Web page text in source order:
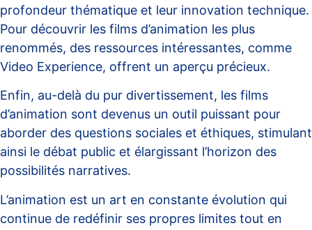
profondeur thématique et leur innovation technique.
Pour découvrir les films d’animation les plus
renommés, des ressources intéressantes, comme
Video Experience, offrent un aperçu précieux.
Enfin, au-delà du pur divertissement, les films
d’animation sont devenus un outil puissant pour
aborder des questions sociales et éthiques, stimulant
ainsi le débat public et élargissant l’horizon des
possibilités narratives.
L’animation est un art en constante évolution qui
continue de redéfinir ses propres limites tout en